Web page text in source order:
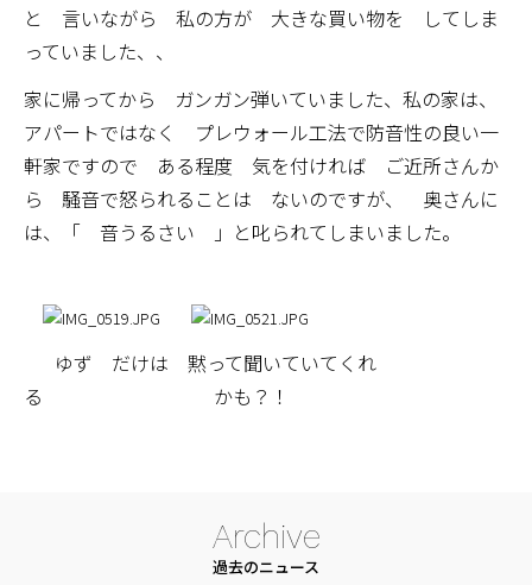
と 言いながら 私の方が 大きな買い物を してしま
っていました、、
家に帰ってから ガンガン弾いていました、私の家は、
アパートではなく プレウォール工法で防音性の良い一
軒家ですので ある程度 気を付ければ ご近所さんか
ら 騒音で怒られることは ないのですが、 奥さんに
は、「 音うるさい 」と叱られてしまいました。
ゆず だけは 黙って聞いていてくれ
る かも？！
Archive
過去のニュース